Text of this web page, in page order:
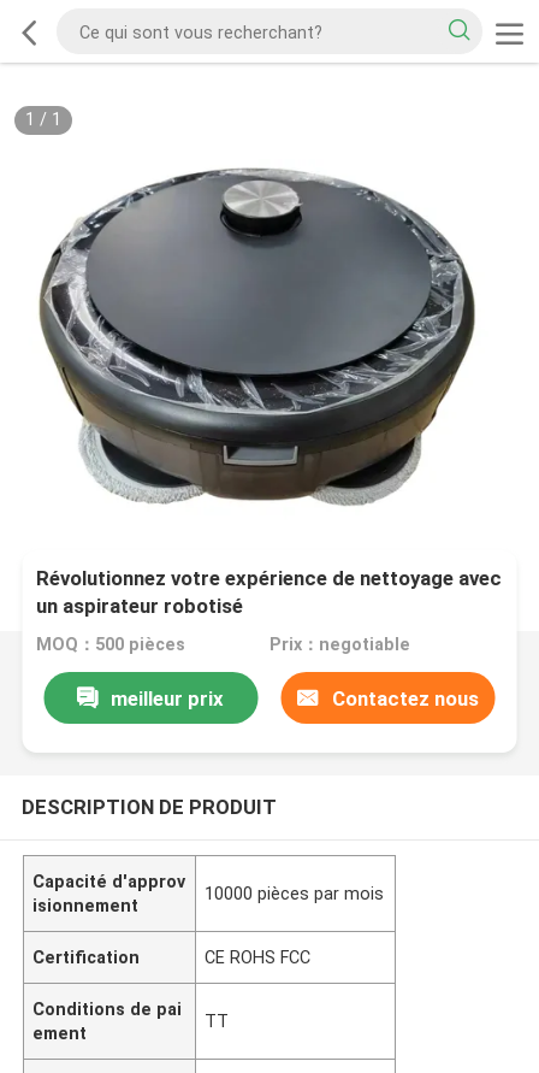
1 / 1
Révolutionnez votre expérience de nettoyage avec
un aspirateur robotisé
MOQ：500 pièces Prix：negotiable
meilleur prix Contactez nous
DESCRIPTION DE PRODUIT
Capacité d'approv
isionnement
10000 pièces par mois
Certification CE ROHS FCC
Conditions de pai
ement
TT